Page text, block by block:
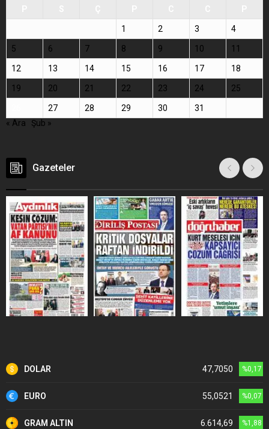
1 2 3 4
5 6 7 8 9 10 11
12 13 14 15 16 17 18
19 20 21 22 23 24 25
27 28 29 30
31
« Ara
Şub »
Gazeteler
DOLAR 47,7050 %0,17
EURO 55,0521 %0,07
GRAM ALTIN 6.614,69 %1,88